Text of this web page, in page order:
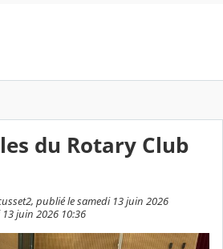
du Rotary Club
publié le samedi 13 juin 2026
juin 2026 10:36